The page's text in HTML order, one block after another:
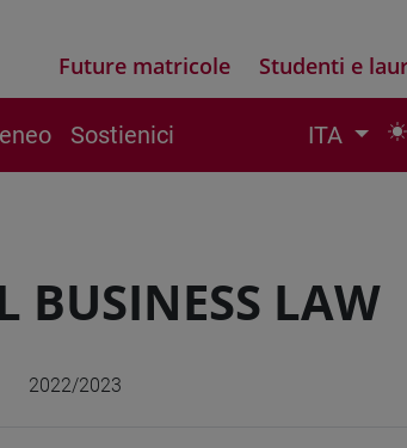
Future matricole Studenti e
Sostienici ITA
BUSINESS LAW
2022/2023